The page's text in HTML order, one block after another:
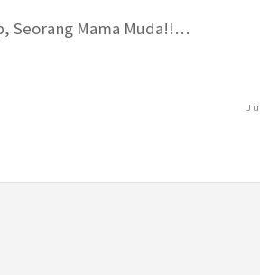
Seorang Mama Muda!!…